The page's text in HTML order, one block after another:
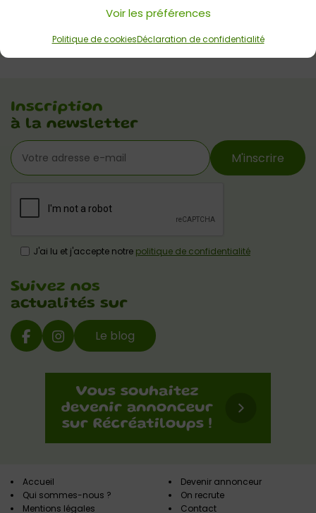
Voir les préférences
Politique de cookiesDéclaration de confidentialité
Inscription
à la newsletter
M'inscrire
J'ai lu et j'accepte notre politique de confidentialité
Suivez nos
actualités sur
Le blog
Accueil
Qui sommes-nous ?
Mentions légales
Devenir annonceur
On recrute
Contact